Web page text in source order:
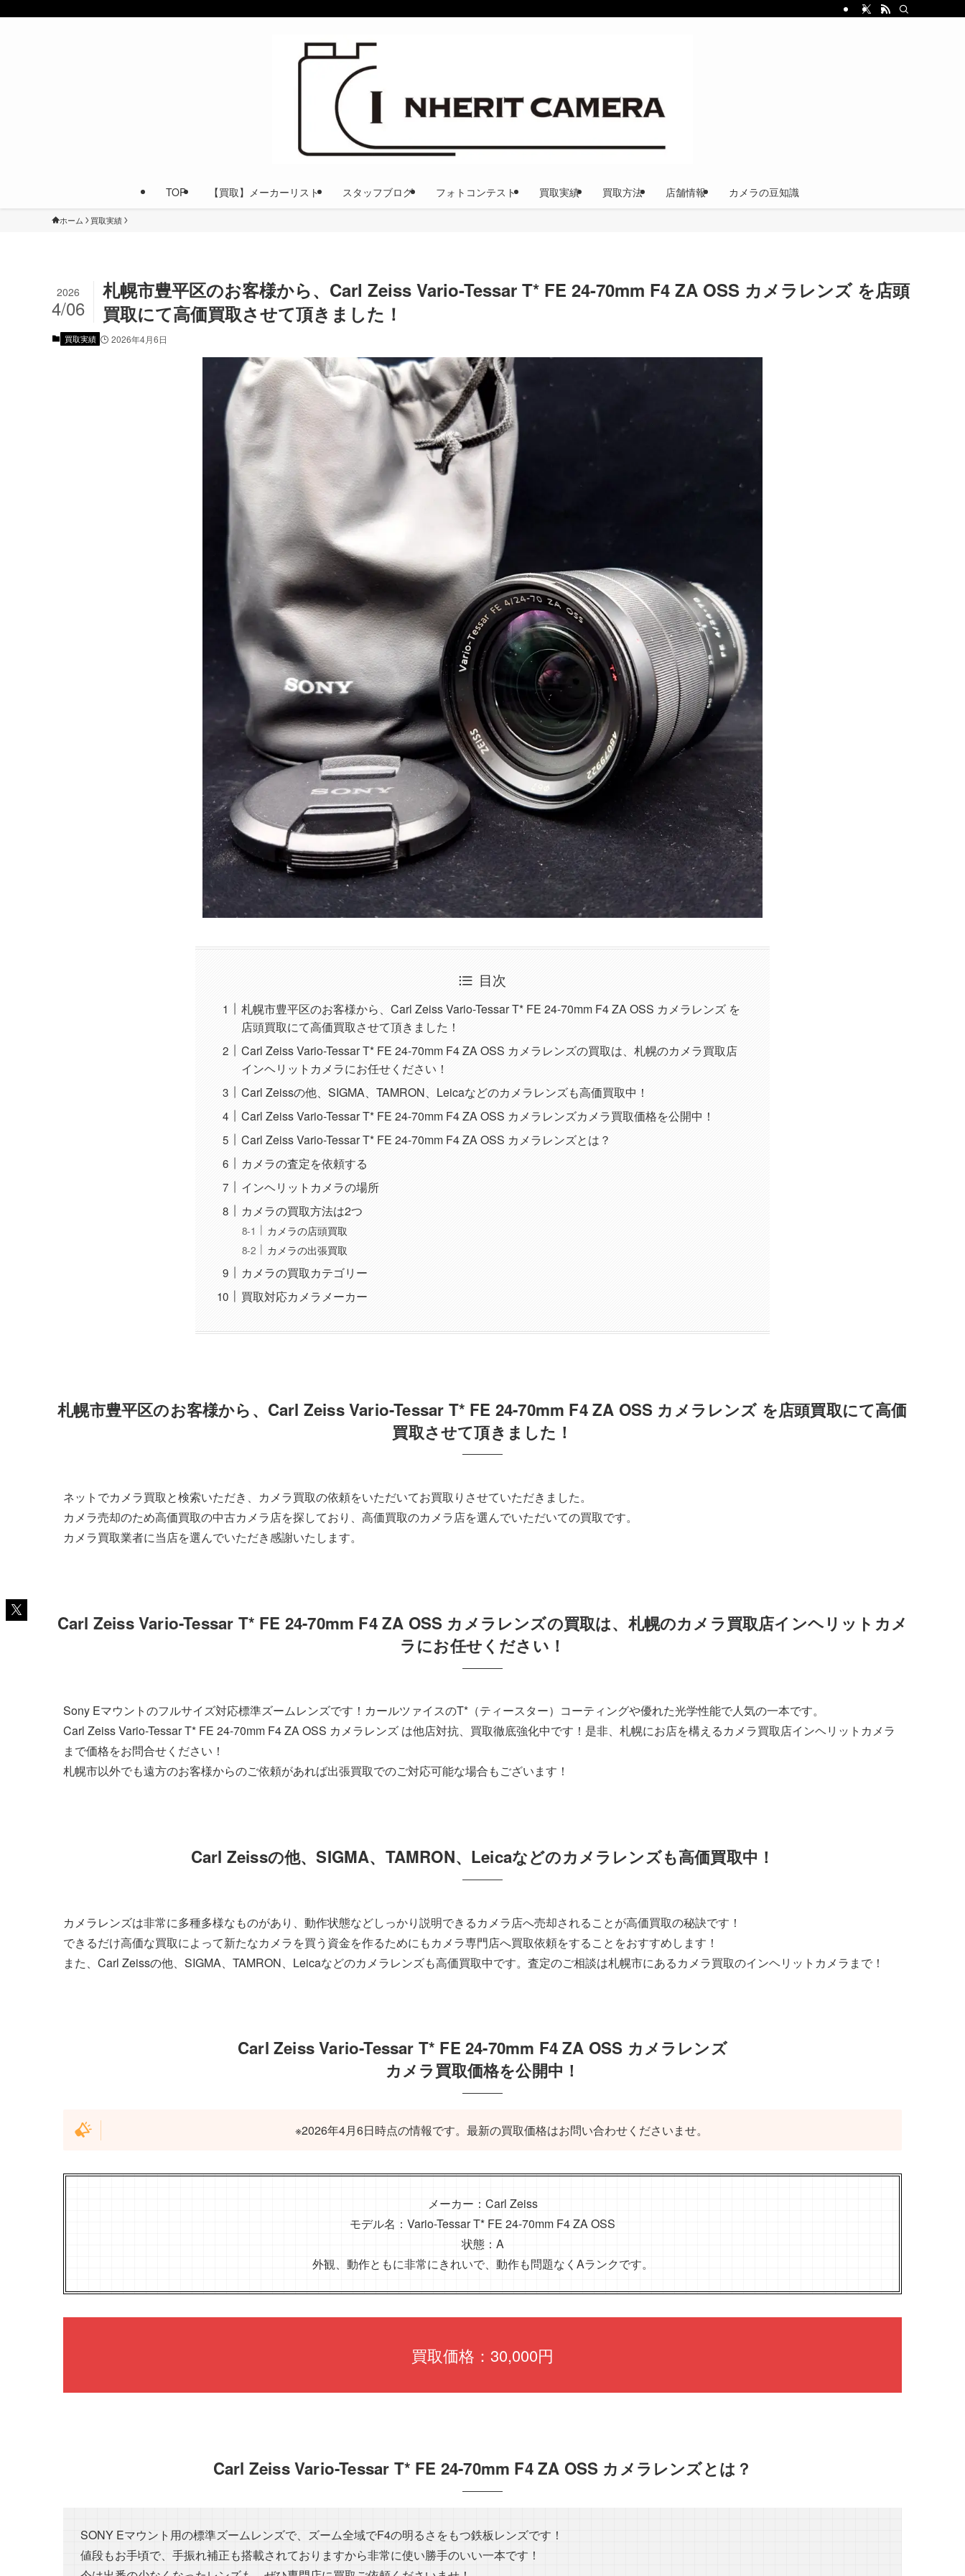
TOP 【買取】メーカーリスト スタッフブログ フォトコンテスト 買取実績 買取方法 店舗情報 カメラの豆知識
ホーム 買取実績
札幌市豊平区のお客様から、Carl Zeiss Vario-Tessar T* FE 24-70mm F4 ZA OSS カメラレンズ を店頭
買取にて高価買取させて頂きました！
2026
4/06
買取実績 2026年4月6日
目次
札幌市豊平区のお客様から、Carl Zeiss Vario-Tessar T* FE 24-70mm F4 ZA OSS カメラレンズ を
店頭買取にて高価買取させて頂きました！
Carl Zeiss Vario-Tessar T* FE 24-70mm F4 ZA OSS カメラレンズの買取は、札幌のカメラ買取店
インヘリットカメラにお任せください！
Carl Zeissの他、SIGMA、TAMRON、Leicaなどのカメラレンズも高価買取中！
Carl Zeiss Vario-Tessar T* FE 24-70mm F4 ZA OSS カメラレンズカメラ買取価格を公開中！
Carl Zeiss Vario-Tessar T* FE 24-70mm F4 ZA OSS カメラレンズとは？
カメラの査定を依頼する
インヘリットカメラの場所
カメラの買取方法は2つ
カメラの店頭買取
カメラの出張買取
カメラの買取カテゴリー
買取対応カメラメーカー
札幌市豊平区のお客様から、Carl Zeiss Vario-Tessar T* FE 24-70mm F4 ZA OSS カメラレンズ を店頭買取にて高価
買取させて頂きました！
ネットでカメラ買取と検索いただき、カメラ買取の依頼をいただいてお買取りさせていただきました。
カメラ売却のため高価買取の中古カメラ店を探しており、高価買取のカメラ店を選んでいただいての買取です。
カメラ買取業者に当店を選んでいただき感謝いたします。
Carl Zeiss Vario-Tessar T* FE 24-70mm F4 ZA OSS カメラレンズの買取は、札幌のカメラ買取店インヘリットカメ
ラにお任せください！
Sony Eマウントのフルサイズ対応標準ズームレンズです！カールツァイスのT*（ティースター）コーティングや優れた光学性能で人気の一本です。
Carl Zeiss Vario-Tessar T* FE 24-70mm F4 ZA OSS カメラレンズ は他店対抗、買取徹底強化中です！是非、札幌にお店を構えるカメラ買取店インヘリットカメラ
まで価格をお問合せください！
札幌市以外でも遠方のお客様からのご依頼があれば出張買取でのご対応可能な場合もございます！
Carl Zeissの他、SIGMA、TAMRON、Leicaなどのカメラレンズも高価買取中！
カメラレンズは非常に多種多様なものがあり、動作状態などしっかり説明できるカメラ店へ売却されることが高価買取の秘訣です！
できるだけ高価な買取によって新たなカメラを買う資金を作るためにもカメラ専門店へ買取依頼をすることをおすすめします！
また、Carl Zeissの他、SIGMA、TAMRON、Leicaなどのカメラレンズも高価買取中です。査定のご相談は札幌市にあるカメラ買取のインヘリットカメラまで！
Carl Zeiss Vario-Tessar T* FE 24-70mm F4 ZA OSS カメラレンズ
カメラ買取価格を公開中！
※2026年4月6日時点の情報です。最新の買取価格はお問い合わせくださいませ。
メーカー：Carl Zeiss
モデル名：Vario-Tessar T* FE 24-70mm F4 ZA OSS
状態：A
外観、動作ともに非常にきれいで、動作も問題なくAランクです。
買取価格：30,000円
Carl Zeiss Vario-Tessar T* FE 24-70mm F4 ZA OSS カメラレンズとは？
SONY Eマウント用の標準ズームレンズで、ズーム全域でF4の明るさをもつ鉄板レンズです！
値段もお手頃で、手振れ補正も搭載されておりますから非常に使い勝手のいい一本です！